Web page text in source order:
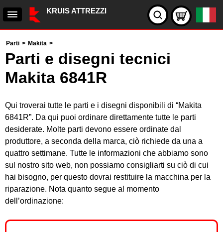
KRUIS ATTREZZI
Parti > Makita >
Parti e disegni tecnici
Makita 6841R
Qui troverai tutte le parti e i disegni disponibili di “Makita
6841R”. Da qui puoi ordinare direttamente tutte le parti
desiderate. Molte parti devono essere ordinate dal
produttore, a seconda della marca, ciò richiede da una a
quattro settimane. Tutte le informazioni che abbiamo sono
sul nostro sito web, non possiamo consigliarti su ciò di cui
hai bisogno, per questo dovrai restituire la macchina per la
riparazione. Nota quanto segue al momento
dell’ordinazione: